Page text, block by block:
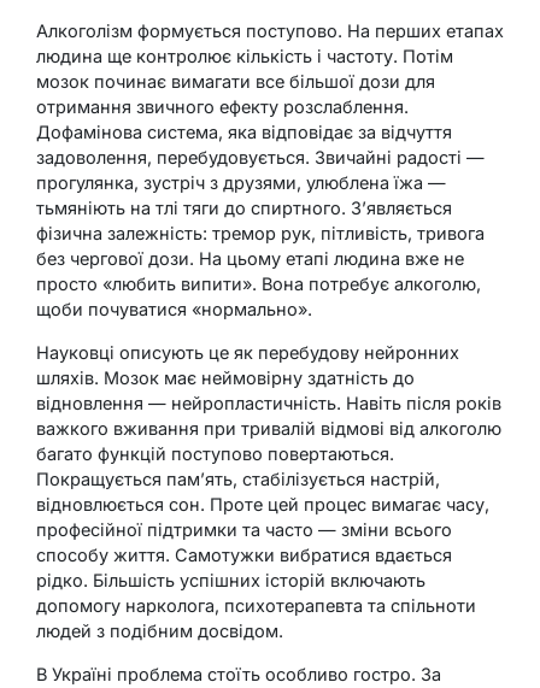
Алкоголізм формується поступово. На перших етапах
людина ще контролює кількість і частоту. Потім
мозок починає вимагати все більшої дози для
отримання звичного ефекту розслаблення.
Дофамінова система, яка відповідає за відчуття
задоволення, перебудовується. Звичайні радості —
прогулянка, зустріч з друзями, улюблена їжа —
тьмяніють на тлі тяги до спиртного. З’являється
фізична залежність: тремор рук, пітливість, тривога
без чергової дози. На цьому етапі людина вже не
просто «любить випити». Вона потребує алкоголю,
щоби почуватися «нормально».
Науковці описують це як перебудову нейронних
шляхів. Мозок має неймовірну здатність до
відновлення — нейропластичність. Навіть після років
важкого вживання при тривалій відмові від алкоголю
багато функцій поступово повертаються.
Покращується пам’ять, стабілізується настрій,
відновлюється сон. Проте цей процес вимагає часу,
професійної підтримки та часто — зміни всього
способу життя. Самотужки вибратися вдається
рідко. Більшість успішних історій включають
допомогу нарколога, психотерапевта та спільноти
людей з подібним досвідом.
В Україні проблема стоїть особливо гостро. За